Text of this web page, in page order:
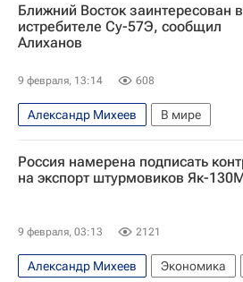
Ближний Восток заинтересован в
истребителе Су-57Э, сообщил
Алиханов
9 февраля, 13:14 608
Александр Михеев
В мире
Ближний Восток
Россия
Антон Алиханов
Рособоронэкспорт
Россия намерена подписать
на экспорт штурмовиков Як-
9 февраля, 03:13 2121
Александр Михеев Экономика